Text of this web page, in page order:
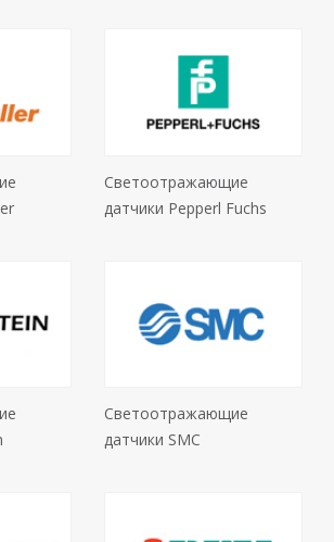
Светоотражающие
датчики Pepperl Fuchs
Светоотражающие
датчики SMC